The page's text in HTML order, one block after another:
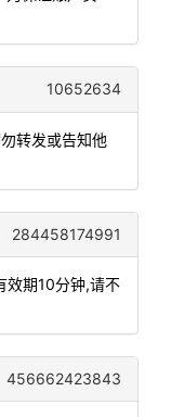
10652634
转发或告知他
284458174991
效期10分钟,请不
456662423843